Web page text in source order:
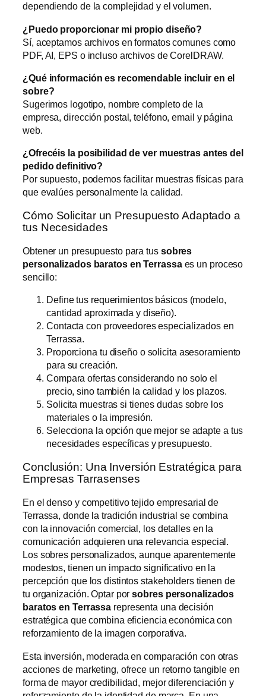
dependiendo de la complejidad y el volumen.
¿Puedo proporcionar mi propio diseño?
Sí, aceptamos archivos en formatos comunes como
PDF, AI, EPS o incluso archivos de CorelDRAW.
¿Qué información es recomendable incluir en el
sobre?
Sugerimos logotipo, nombre completo de la
empresa, dirección postal, teléfono, email y página
web.
¿Ofrecéis la posibilidad de ver muestras antes del
pedido definitivo?
Por supuesto, podemos facilitar muestras físicas para
que evalúes personalmente la calidad.
Cómo Solicitar un Presupuesto Adaptado a
tus Necesidades
Obtener un presupuesto para tus sobres
personalizados baratos en Terrassaes un proceso
sencillo:
Define tus requerimientos básicos (modelo,
cantidad aproximada y diseño).
Contacta con proveedores especializados en
Terrassa.
Proporciona tu diseño o solicita asesoramiento
para su creación.
Compara ofertas considerando no solo el
precio, sino también la calidad y los plazos.
Solicita muestras si tienes dudas sobre los
materiales o la impresión.
Selecciona la opción que mejor se adapte a tus
necesidades específicas y presupuesto.
Conclusión: Una Inversión Estratégica para
Empresas Tarrasenses
En el denso y competitivo tejido empresarial de
Terrassa, donde la tradición industrial se combina
con la innovación comercial, los detalles en la
comunicación adquieren una relevancia especial.
Los sobres personalizados, aunque aparentemente
modestos, tienen un impacto significativo en la
percepción que los distintos stakeholders tienen de
tu organización. Optar porsobres personalizados
baratos en Terrassa representa una decisión
estratégica que combina eficiencia económica con
reforzamiento de la imagen corporativa.
Esta inversión, moderada en comparación con otras
acciones de marketing, ofrece un retorno tangible en
forma de mayor credibilidad, mejor diferenciación y